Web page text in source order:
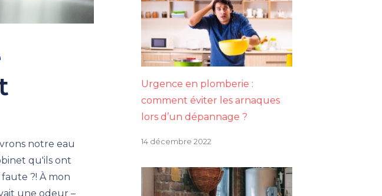
notre eau
qu'ils ont
?! À mon
une odeur –
Urgence en plomberie :
comment éviter les arnaques
lors d’un dépannage ?
14 décembre 2022